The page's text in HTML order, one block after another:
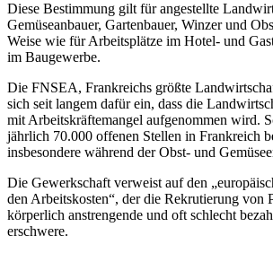
Diese Bestimmung gilt für angestellte
Gemüseanbauer, Gartenbauer, Winzer und
Weise wie für Arbeitsplätze im Hotel- und
im Baugewerbe.
Die FNSEA, Frankreichs größte
sich seit langem dafür ein, dass die
mit Arbeitskräftemangel aufgenommen wird.
jährlich 70.000 offenen Stellen in Frankreich
insbesondere während der Obst- und
Die Gewerkschaft verweist auf den
den Arbeitskosten“, der die Rekrutierung von
körperlich anstrengende und oft schlecht
erschwere.